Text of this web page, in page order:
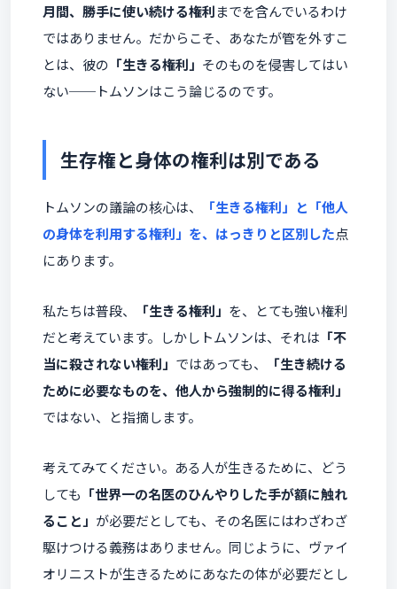
月間、勝手に使い続ける権利までを含んでいるわけ
ではありません。だからこそ、あなたが管を外すこ
とは、彼の 「生きる権利」 そのものを侵害してはい
ない──トムソンはこう論じるのです。
生存権と身体の権利は別である
トムソンの議論の核心は、
「生きる権利」と「他人
の身体を利用する権利」を、はっきりと区別した点
にあります。
私たちは普段、 「生きる権利」 を、とても強い権利
だと考えています。しかしトムソンは、それは 「不
当に殺されない権利」 ではあっても、
「生き続ける
ために必要なものを、他人から強制的に得る権利」
ではない、と指摘します。
考えてみてください。ある人が生きるために、どう
しても 「世界一の名医のひんやりした手が額に触れ
ること」 が必要だとしても、その名医にはわざわざ
駆けつける義務はありません。同じように、ヴァイ
オリニストが生きるためにあなたの体が必要だとし